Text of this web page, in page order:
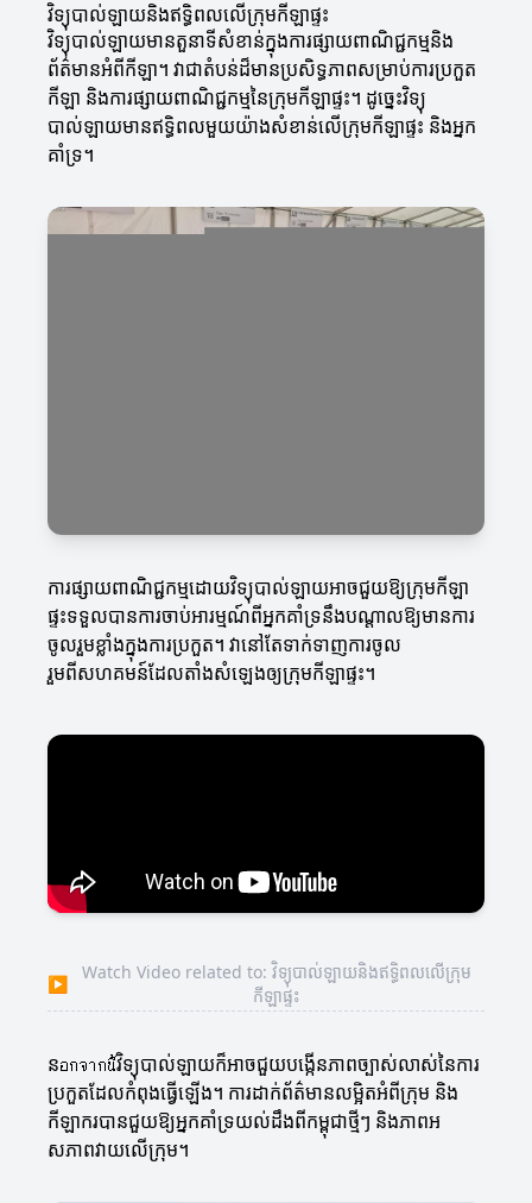
វិទ្យុបាល់ឡាយនិងឥទ្ធិពលលើក្រុមកីឡាផ្ទះ
វិទ្យុបាល់ឡាយមានតួនាទីសំខាន់ក្នុងការផ្សាយពាណិជ្ជកម្មនិង
ព័ត៌មានអំពីកីឡា។ វាជាតំបន់ដ៏មានប្រសិទ្ធភាពសម្រាប់ការប្រកួត
កីឡា និងការផ្សាយពាណិជ្ជកម្មនៃក្រុមកីឡាផ្ទះ។ ដូច្នេះវិទ្យុ
បាល់ឡាយមានឥទ្ធិពលមួយយ៉ាងសំខាន់លើក្រុមកីឡាផ្ទះ និងអ្នក
គាំទ្រ។
ការផ្សាយពាណិជ្ជកម្មដោយវិទ្យុបាល់ឡាយអាចជួយឱ្យក្រុមកីឡា
ផ្ទះទទួលបានការចាប់អារម្មណ៍ពីអ្នកគាំទ្រនឹងបណ្តាលឱ្យមានការ
ចូលរួមខ្លាំងក្នុងការប្រកួត។ វានៅតែទាក់ទាញការចូល
រួមពីសហគមន៍ដែលតាំងសំឡេងឲ្យក្រុមកីឡាផ្ទះ។
▶
Watch Video related to: វិទ្យុបាល់ឡាយនិងឥទ្ធិពលលើក្រុម
កីឡាផ្ទះ
នอกจากนี้វិទ្យុបាល់ឡាយក៏អាចជួយបង្កើនភាពច្បាស់លាស់នៃការ
ប្រកួតដែលកំពុងធ្វើឡើង។ ការដាក់ព័ត៌មានលម្អិតអំពីក្រុម និង
កីឡាករបានជួយឱ្យអ្នកគាំទ្រយល់ដឹងពីកម្ពុជាថ្មីៗ និងភាពអ
សភាពវាយលើក្រុម។